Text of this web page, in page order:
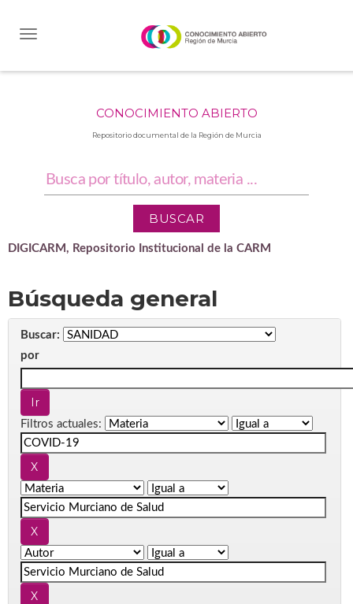
CONOCIMIENTO ABIERTO
Repositorio documental de la Región de Murcia
DIGICARM, Repositorio Institucional de la CARM
Búsqueda general
Buscar:
por
Filtros actuales: